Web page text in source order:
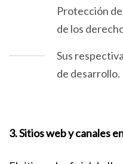
Protección
de los
Sus
de desarrollo.
3. Sitios web y canales